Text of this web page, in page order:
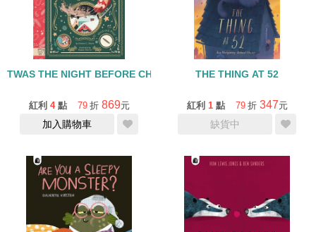
TWAS THE NIGHT BEFORE CHRISTMAS/音樂發條書
紅利 4 點 79 折 869元
加入購物車
THE THING AT 52
紅利 1 點 79 折 347元
缺貨中